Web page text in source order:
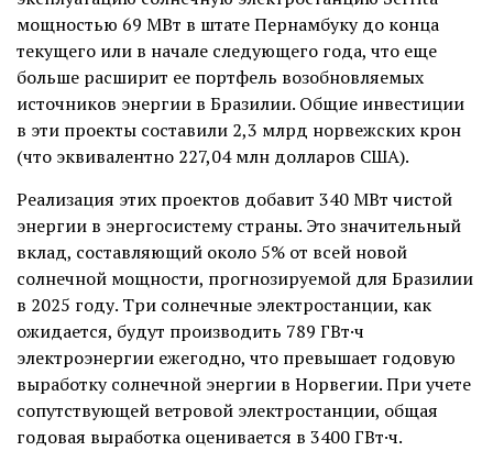
мощностью 69 МВт в штате Пернамбуку до конца
текущего или в начале следующего года, что еще
больше расширит ее портфель возобновляемых
источников энергии в Бразилии. Общие инвестиции
в эти проекты составили 2,3 млрд норвежских крон
(что эквивалентно 227,04 млн долларов США).
Реализация этих проектов добавит 340 МВт чистой
энергии в энергосистему страны. Это значительный
вклад, составляющий около 5% от всей новой
солнечной мощности, прогнозируемой для Бразилии
в 2025 году. Три солнечные электростанции, как
ожидается, будут производить 789 ГВт·ч
электроэнергии ежегодно, что превышает годовую
выработку солнечной энергии в Норвегии. При учете
сопутствующей ветровой электростанции, общая
годовая выработка оценивается в 3400 ГВт·ч.